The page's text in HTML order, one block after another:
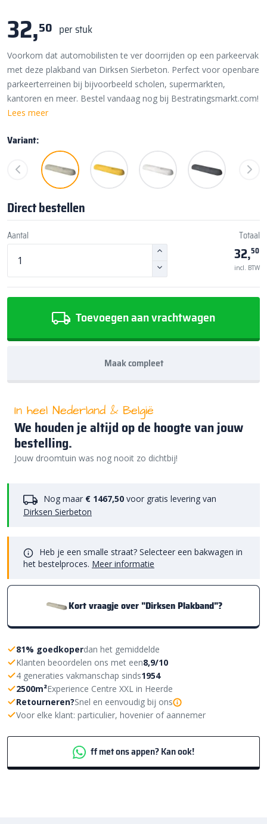
32,50 per stuk
Voorkom dat automobilisten te ver doorrijden op een parkeervak
met deze plakband van Dirksen Sierbeton. Perfect voor openbare
parkeerterreinen bij bijvoorbeeld scholen, supermarkten,
kantoren en meer. Bestel vandaag nog bij Bestratingsmarkt.com!
Lees meer
Variant:
Direct bestellen
Aantal Totaal
32,50
incl. BTW
Toevoegen aan vrachtwagen
Maak compleet
In heel Nederland & België
We houden je altijd op de hoogte van jouw
bestelling.
Jouw droomtuin was nog nooit zo dichtbij!
Nog maar € 1467,50 voor gratis levering van
Dirksen Sierbeton
Heb je een smalle straat? Selecteer een bakwagen in
het bestelproces. Meer informatie
Kort vraagje over "Dirksen Plakband"?
81% goedkoperdan het gemiddelde
Klanten beoordelen ons met een8,9/10
4 generaties vakmanschap sinds1954
2500m²Experience Centre XXL in Heerde
Retourneren?Snel en eenvoudig bij ons
Voor elke klant: particulier, hovenier of aannemer
ff met ons appen? Kan ook!